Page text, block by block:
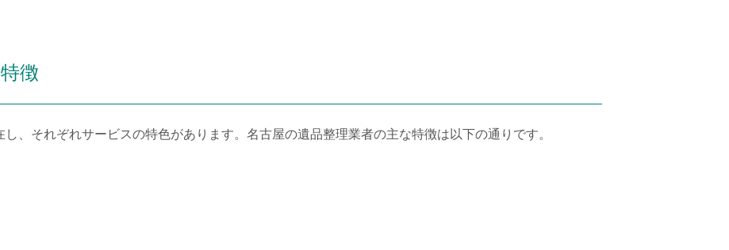
徴
、それぞれサービスの特色があります。名古屋の遺品整理業者の主な特徴は以下の通りです。